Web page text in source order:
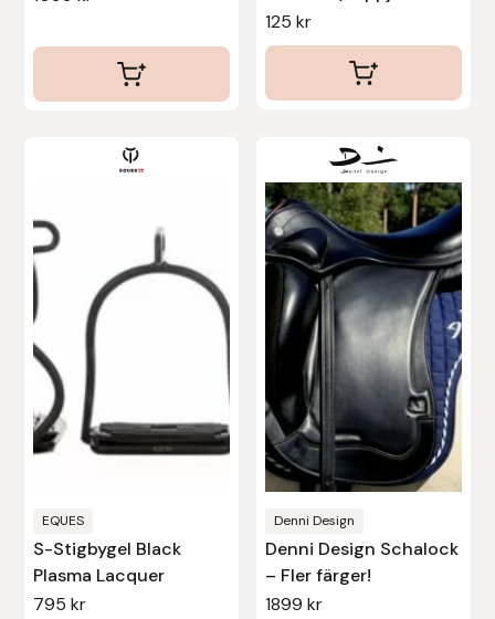
125 kr
EQUES
S-Stigbygel Black
Plasma Lacquer
795kr
Denni Design
Denni Design Schalock
– Fler färger!
1899 kr
här
produkten
har
flera
varianter.
De
alternativen
kan
väljas
på
produktsidan
Trikem
Uvex
Vals
Veredus
Walsh
Werkman Hoofcare
Wintec